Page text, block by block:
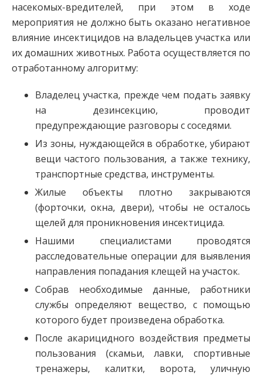
насекомых-вредителей, при этом в ходе
мероприятия не должно быть оказано негативное
влияние инсектицидов на владельцев участка или
их домашних животных. Работа осуществляется по
отработанному алгоритму:
Владелец участка, прежде чем подать заявку
на дезинсекцию, проводит
предупреждающие разговоры с соседями.
Из зоны, нуждающейся в обработке, убирают
вещи частого пользования, а также технику,
транспортные средства, инструменты.
Жилые объекты плотно закрываются
(форточки, окна, двери), чтобы не осталось
щелей для проникновения инсектицида.
Нашими специалистами проводятся
расследовательные операции для выявления
направления попадания клещей на участок.
Собрав необходимые данные, работники
службы определяют вещество, с помощью
которого будет произведена обработка.
После акарицидного воздействия предметы
пользования (скамьи, лавки, спортивные
тренажеры, калитки, ворота, уличную